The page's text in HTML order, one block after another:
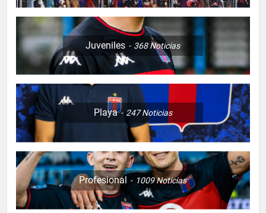
Juveniles 368Noticias
Playa 247Noticias
Profesional 1009Noticias